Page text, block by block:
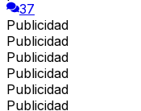
37
Publicidad
Publicidad
Publicidad
Publicidad
Publicidad
Publicidad